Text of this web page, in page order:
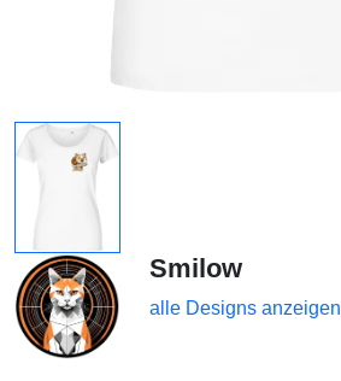
Smilow
alle Designs anzeigen